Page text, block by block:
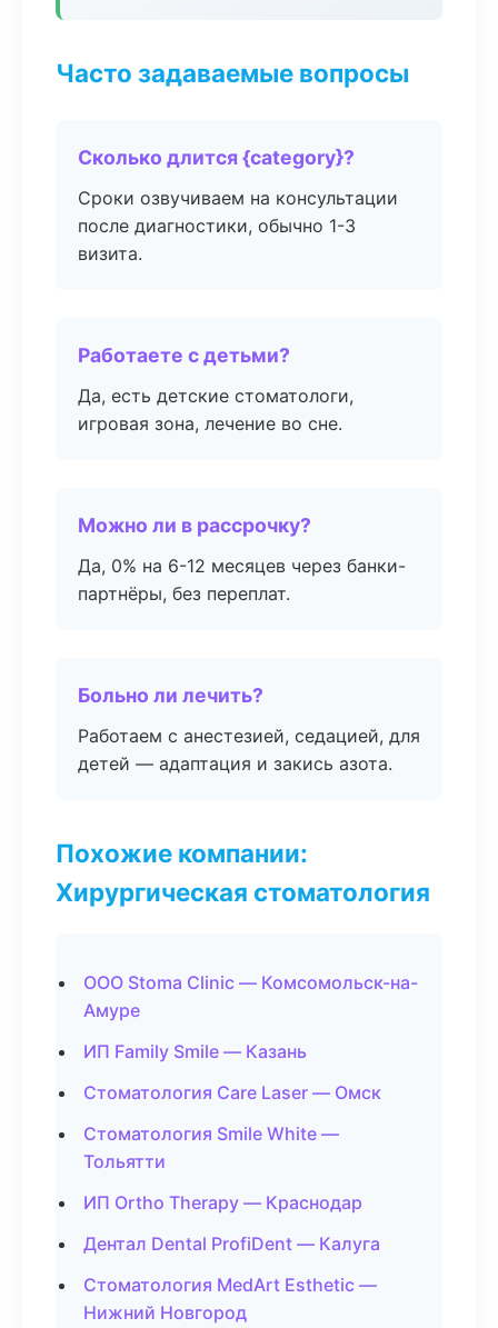
Часто задаваемые вопросы
Сколько длится {category}?
Сроки озвучиваем на консультации
после диагностики, обычно 1-3
визита.
Работаете с детьми?
Да, есть детские стоматологи,
игровая зона, лечение во сне.
Можно ли в рассрочку?
Да, 0% на 6-12 месяцев через банки-
партнёры, без переплат.
Больно ли лечить?
Работаем с анестезией, седацией, для
детей — адаптация и закись азота.
Похожие компании:
Хирургическая стоматология
ООО Stoma Clinic — Комсомольск-на-
Амуре
ИП Family Smile — Казань
Стоматология Care Laser — Омск
Стоматология Smile White —
Тольятти
ИП Ortho Therapy — Краснодар
Дентал Dental ProfiDent — Калуга
Стоматология MedArt Esthetic —
Нижний Новгород